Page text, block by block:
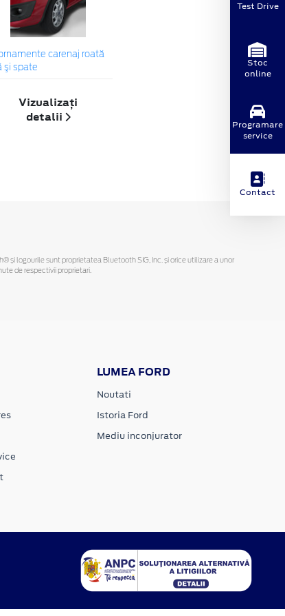
carenaj roată
şi spate
Vizualizați
detalii
și logourile sunt proprietatea Bluetooth SIG, Inc. și orice utilizare a unor
de respectivii proprietari.
LUMEA FORD
Noutati
Istoria Ford
Mediu inconjurator
Test Drive
Stoc
online
Programare
service
Contact